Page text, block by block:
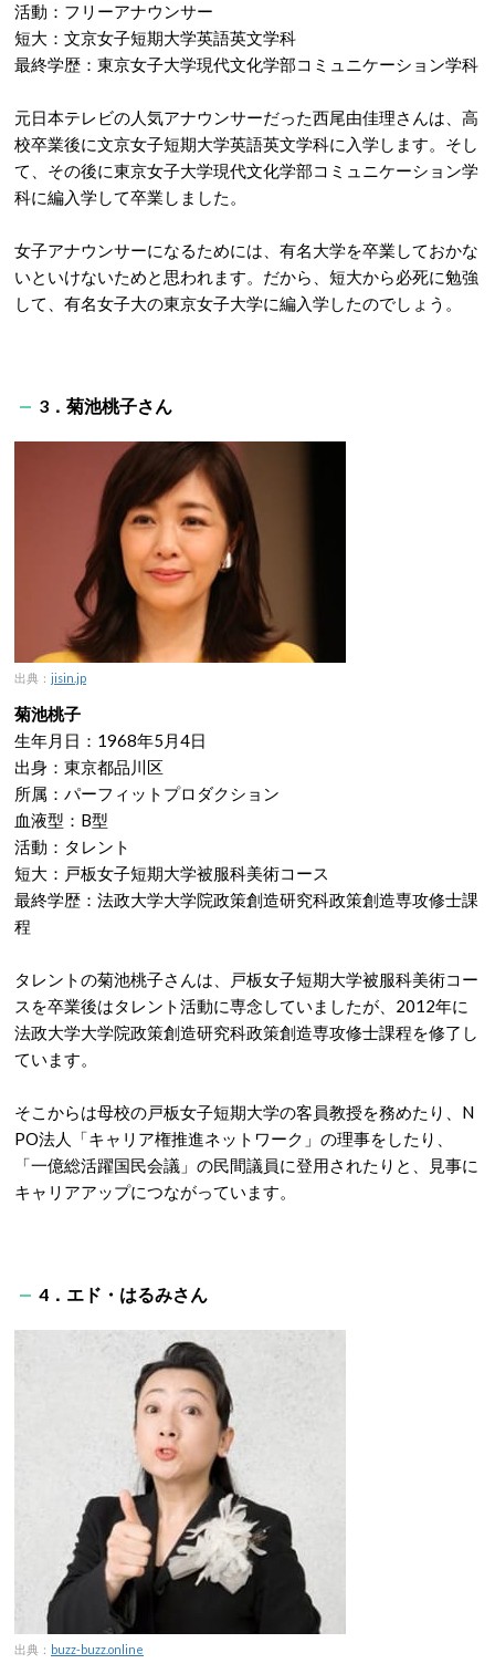
活動：フリーアナウンサー
短大：文京女子短期大学英語英文学科
最終学歴：東京女子大学現代文化学部コミュニケーション学科
元日本テレビの人気アナウンサーだった西尾由佳理さんは、高
校卒業後に文京女子短期大学英語英文学科に入学します。そし
て、その後に東京女子大学現代文化学部コミュニケーション学
科に編入学して卒業しました。
女子アナウンサーになるためには、有名大学を卒業しておかな
いといけないためと思われます。だから、短大から必死に勉強
して、有名女子大の東京女子大学に編入学したのでしょう。
3．菊池桃子さん
出典： jisin.jp
菊池桃子
生年月日：1968年5月4日
出身：東京都品川区
所属：パーフィットプロダクション
血液型：B型
活動：タレント
短大：戸板女子短期大学被服科美術コース
最終学歴：法政大学大学院政策創造研究科政策創造専攻修士課
程
タレントの菊池桃子さんは、戸板女子短期大学被服科美術コー
スを卒業後はタレント活動に専念していましたが、2012年に
法政大学大学院政策創造研究科政策創造専攻修士課程を修了し
ています。
そこからは母校の戸板女子短期大学の客員教授を務めたり、N
PO法人「キャリア権推進ネットワーク」の理事をしたり、
「一億総活躍国民会議」の民間議員に登用されたりと、見事に
キャリアアップにつながっています。
4．エド・はるみさん
出典： buzz-buzz.online